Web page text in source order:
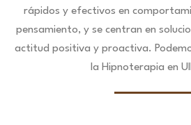
rápidos y efectivos en
pensamiento, y se centran en
actitud positiva y proactiva.
la Hipnoterapia en